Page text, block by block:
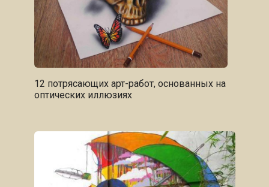
12 потрясающих арт-работ, основанных на
оптических иллюзиях